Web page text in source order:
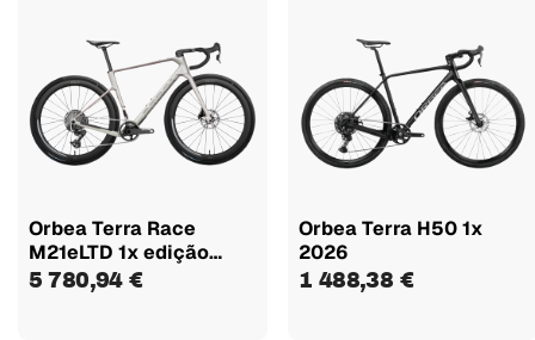
Orbea Terra Race
M21eLTD 1x edição
Pedalmoto
5 780,94 €
Orbea Terra H50 1x
2026
1 488,38 €